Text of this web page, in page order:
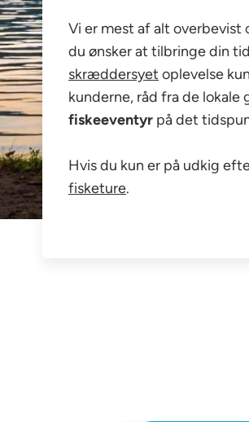
Vi er mest af alt overbevist
du ønsker at tilbringe din
skræddersyet oplevelse
kunderne, råd fra de lokale
fiskeeventyr på det
Hvis du kun er på udkig
fisketure.